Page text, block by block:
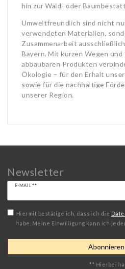
hin zur Wald- oder
Umweltfreundlich sind nicht
verwendeten Materialien,
Zusammenarbeit
Bayern. Mit kurzen Wegen und
abbaubaren Produkten
Ökologie – für den Erhalt
sowie für die nachhaltige
unserer Region.
Newsletter
E-MAIL **
Newsletter
Honig
Hiermit bestätige ich, dass ich die
habe. Meine Einwilligung kann ich
Abonnieren
** Hierbei